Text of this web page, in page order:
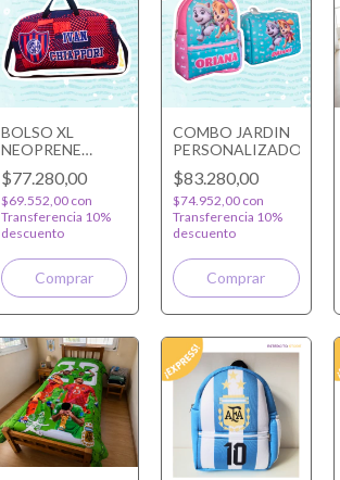
BOLSO XL
NEOPRENE
40X60
PERSONALIZADO
$77.280,00
$69.552,00 con
Transferencia 10%
descuento
COMBO JARDIN
PERSONALIZADO
$83.280,00
$74.952,00 con
Transferencia 10%
descuento